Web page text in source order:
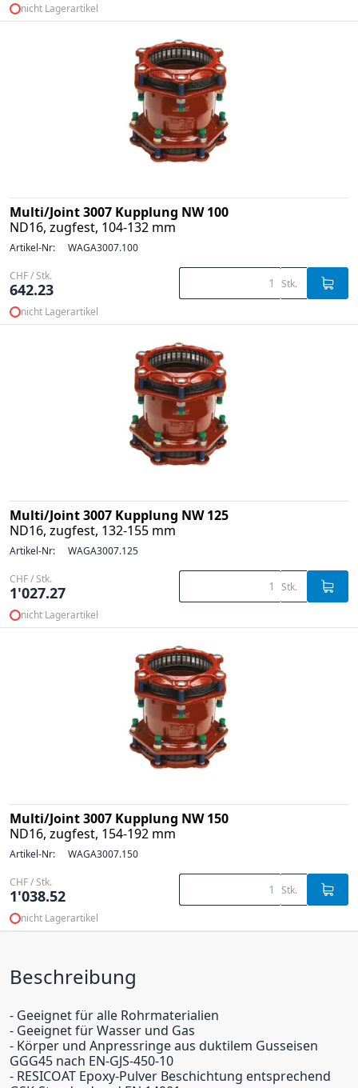
nicht Lagerartikel
Multi/Joint 3007 Kupplung NW 100
ND16, zugfest, 104-132 mm
Artikel-Nr: WAGA3007.100
CHF / Stk.
642.23 Stk.
nicht Lagerartikel
Multi/Joint 3007 Kupplung NW 125
ND16, zugfest, 132-155 mm
Artikel-Nr: WAGA3007.125
CHF / Stk.
1'027.27 Stk.
nicht Lagerartikel
Multi/Joint 3007 Kupplung NW 150
ND16, zugfest, 154-192 mm
Artikel-Nr: WAGA3007.150
CHF / Stk.
1'038.52 Stk.
nicht Lagerartikel
Beschreibung
- Geeignet für alle Rohrmaterialien
- Geeignet für Wasser und Gas
- Körper und Anpressringe aus duktilem Gusseisen
GGG45 nach EN-GJS-450-10
- RESICOAT Epoxy-Pulver Beschichtung entsprechend